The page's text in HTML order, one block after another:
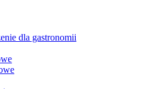
dla gastronomii